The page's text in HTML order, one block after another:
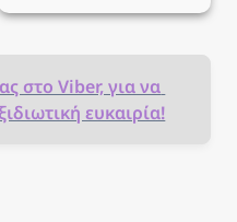
στο Viber, για να
ευκαιρία!